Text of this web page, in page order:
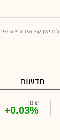
ג'נרישן קפ אגחג > גרפים
חדשות
שינוי
+0.03%